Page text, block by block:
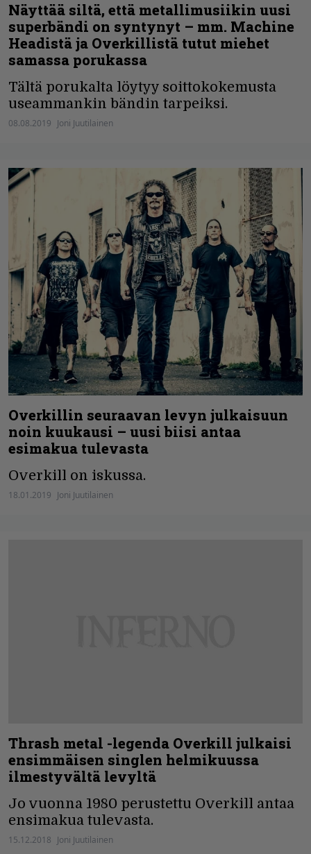
Näyttää siltä, että metallimusiikin uusi
superbändi on syntynyt – mm. Machine
Headistä ja Overkillistä tutut miehet
samassa porukassa
Tältä porukalta löytyy soittokokemusta
useammankin bändin tarpeiksi.
08.08.2019 Joni Juutilainen
Overkillin seuraavan levyn julkaisuun
noin kuukausi – uusi biisi antaa
esimakua tulevasta
Overkill on iskussa.
18.01.2019 Joni Juutilainen
Thrash metal -legenda Overkill julkaisi
ensimmäisen singlen helmikuussa
ilmestyvältä levyltä
Jo vuonna 1980 perustettu Overkill antaa
ensimakua tulevasta.
15.12.2018 Joni Juutilainen